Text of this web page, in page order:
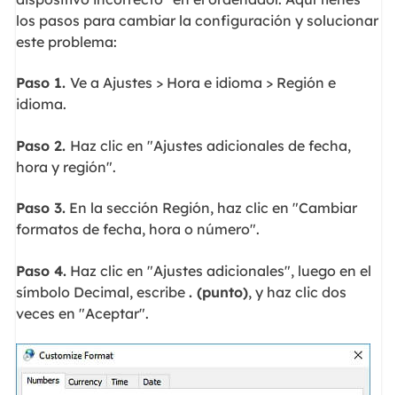
los pasos para cambiar la configuración y solucionar
este problema:
Paso 1. Ve a Ajustes > Hora e idioma > Región e
idioma.
Paso 2. Haz clic en "Ajustes adicionales de fecha,
hora y región".
Paso 3.En la sección Región, haz clic en "Cambiar
formatos de fecha, hora o número".
Paso 4.Haz clic en "Ajustes adicionales", luego en el
símbolo Decimal, escribe . (punto), y haz clic dos
veces en "Aceptar".